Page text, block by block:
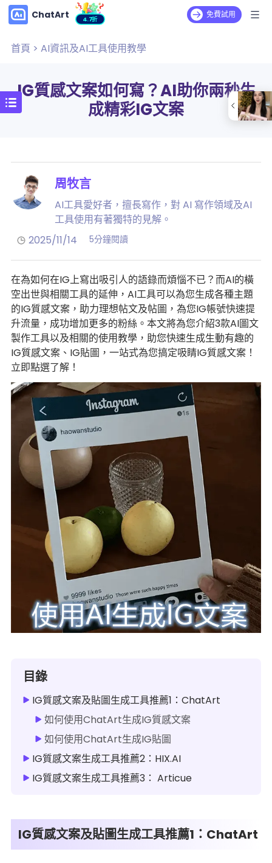
ChatArt 4.7折 免費試用
首頁 > AI資訊及AI工具使用教學
IG質感文案如何寫？AI助你兩秒生
成精彩IG文案
周牧言
AI工具愛好者，擅長寫作，對 AI 寫作領域及AI
工具使用有著獨特的見解。
2025/11/14
5分鐘閱讀
在為如何在IG上寫出吸引人的語錄而煩惱不已？而AI的橫
空出世與相關工具的延伸，AI工具可以為您生成各種主題
的IG質感文案，助力理想帖文及帖圖，為您IG帳號快速提
升流量，成功增加更多的粉絲。本文將為您介紹3款AI圖文
製作工具以及相關的使用教學，助您快速生成生動有趣的
IG質感文案、IG貼圖，一站式為您搞定吸睛IG質感文案！
立即點選了解！
目錄
IG質感文案及貼圖生成工具推薦1：ChatArt
如何使用ChatArt生成IG質感文案
如何使用ChatArt生成IG貼圖
IG質感文案生成工具推薦2：HIX.AI
IG質感文案生成工具推薦3： Articue
IG質感文案及貼圖生成工具推薦1：ChatArt